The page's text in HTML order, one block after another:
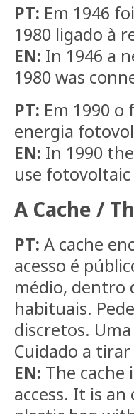
PT: Em 1946
1980 ligado à
EN: In 1946 a
1980 was
PT: Em 1990
energia
EN: In 1990
use
A Cache /
PT: A cache
acesso é
médio, dentro
habituais.
discretos.
Cuidado a
EN: The cache
access. It is